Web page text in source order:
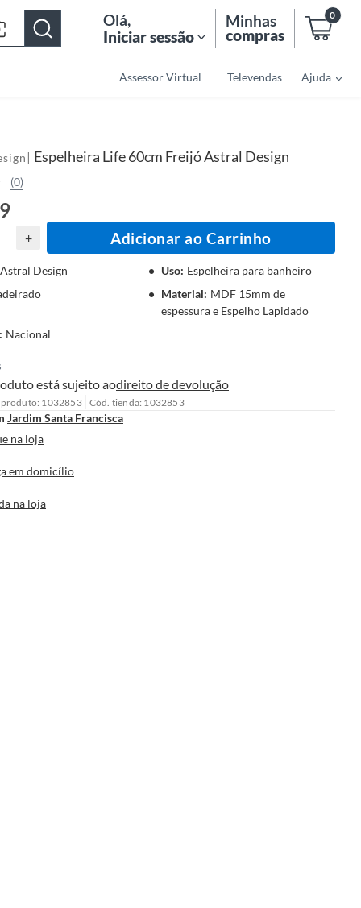
Olá,
Iniciar sessão
Minhas
compras
0
Assessor Virtual Televendas Ajuda
| Espelheira Life 60cm Freijó Astral Design
(0)
+ Adicionar ao Carrinho
Astral Design Uso: Espelheira para banheiro
Material: MDF 15mm de
espessura e Espelho Lapidado
: Nacional
está sujeito aodireito de devolução
produto: 1032853 Cód. tienda: 1032853
Jardim Santa Francisca
na loja
em domicílio
na loja